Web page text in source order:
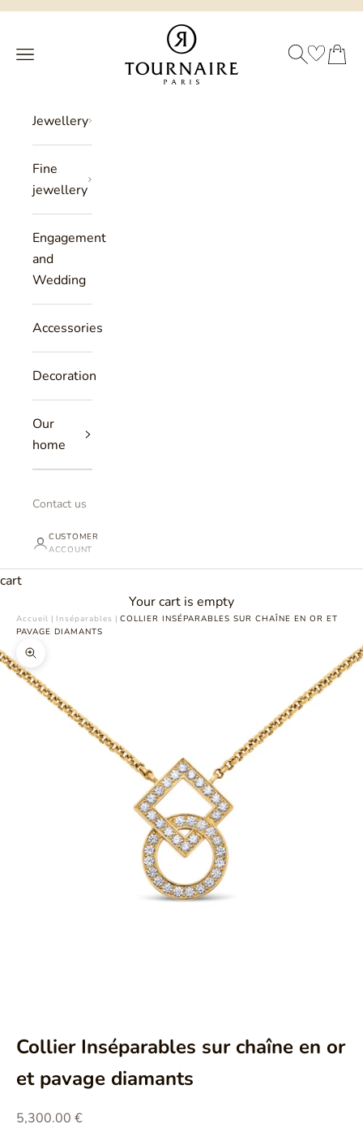
Skip to content
Philippe Tournaire
Menu
SEARCH CART
Jewellery
Fine
jewellery
Engagement
and
Wedding
Accessories
Decoration
Our
home
Contact us
CUSTOMER
ACCOUNT
cart
Your cart is empty
Accueil | Inséparables | COLLIER INSÉPARABLES SUR CHAÎNE EN OR ET
PAVAGE DIAMANTS
Zoomer sur l'image
Collier Inséparables sur chaîne en or
et pavage diamants
Prix de vente
5,300.00 €